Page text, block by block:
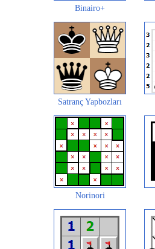
Binairo+
Satranç Yapbozları
Norinori